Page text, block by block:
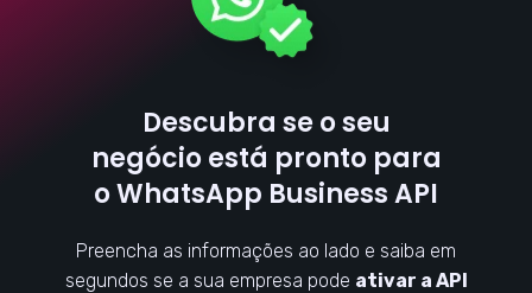
Descubra se o seu
negócio está pronto para
o WhatsApp Business API
Preencha as informações ao lado e saiba em
segundos se a sua empresa pode ativar a API